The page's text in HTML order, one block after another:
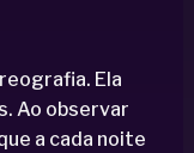
Ela
Ao observar
a cada noite